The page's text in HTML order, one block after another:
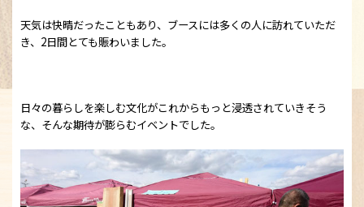
天気は快晴だったこともあり、ブースには多くの人に訪れていただ
き、2日間とても賑わいました。
日々の暮らしを楽しむ文化がこれからもっと浸透されていきそう
な、そんな期待が膨らむイベントでした。